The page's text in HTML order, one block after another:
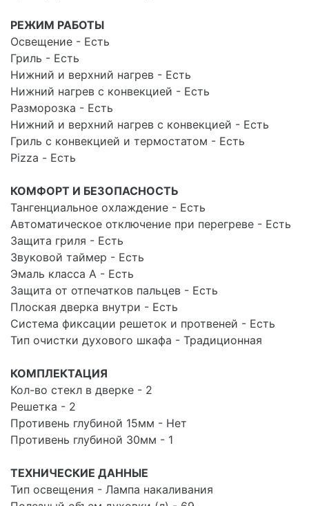
РЕЖИМ РАБОТЫ
Освещение - Есть
Гриль - Есть
Нижний и верхний нагрев - Есть
Нижний нагрев с конвекцией - Есть
Разморозка - Есть
Нижний и верхний нагрев с конвекцией - Есть
Гриль с конвекцией и термостатом - Есть
Pizza - Есть
КОМФОРТ И БЕЗОПАСНОСТЬ
Тангенциальное охлаждение - Есть
Автоматическое отключение при перегреве - Есть
Защита гриля - Есть
Звуковой таймер - Есть
Эмаль класса А - Есть
Защита от отпечатков пальцев - Есть
Плоская дверка внутри - Есть
Система фиксации решеток и протвеней - Есть
Тип очистки духового шкафа - Традиционная
КОМПЛЕКТАЦИЯ
Кол-во стекл в дверке - 2
Решетка - 2
Противень глубиной 15мм - Нет
Противень глубиной 30мм - 1
ТЕХНИЧЕСКИЕ ДАННЫЕ
Тип освещения - Лампа накаливания